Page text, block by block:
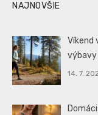
NAJNOVŠIE
Víkend
výbavy
14. 7.